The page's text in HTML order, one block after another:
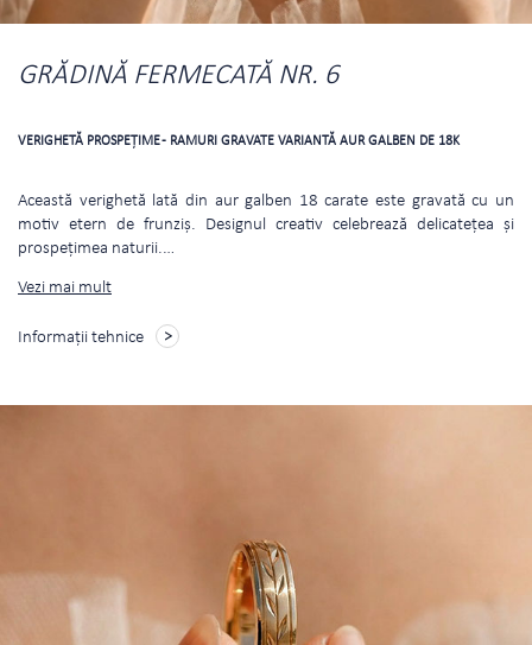
GRĂDINĂ FERMECATĂ NR. 6
VERIGHETĂ PROSPEŢIME - RAMURI GRAVATE VARIANTĂ AUR GALBEN DE 18K
Această verighetă lată din aur galben 18 carate este gravată cu un
motiv etern de frunziș. Designul creativ celebrează delicatețea și
prospețimea naturii.…
Vezi mai mult
Informații tehnice